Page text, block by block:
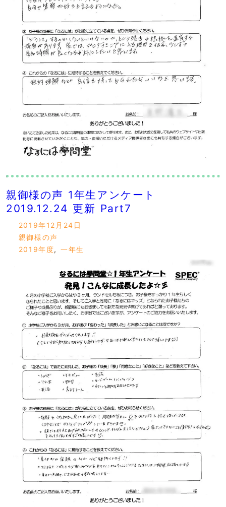
親御様の声 1年生アンケート
2019.12.24 更新 Part7
2019年12月24日
親御様の声
2019年度,一年生